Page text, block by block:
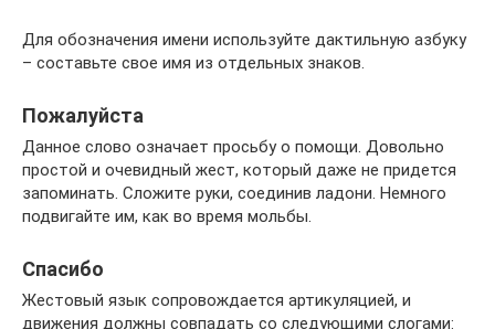
Для обозначения имени используйте дактильную азбуку
– составьте свое имя из отдельных знаков.
Пожалуйста
Данное слово означает просьбу о помощи. Довольно
простой и очевидный жест, который даже не придется
запоминать. Сложите руки, соединив ладони. Немного
подвигайте им, как во время мольбы.
Спасибо
Жестовый язык сопровождается артикуляцией, и
движения должны совпадать со следующими слогами: